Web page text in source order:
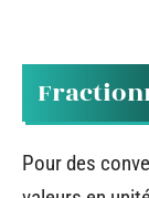
Pour des